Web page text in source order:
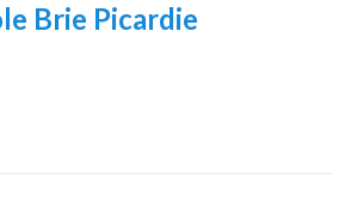
Brie Picardie